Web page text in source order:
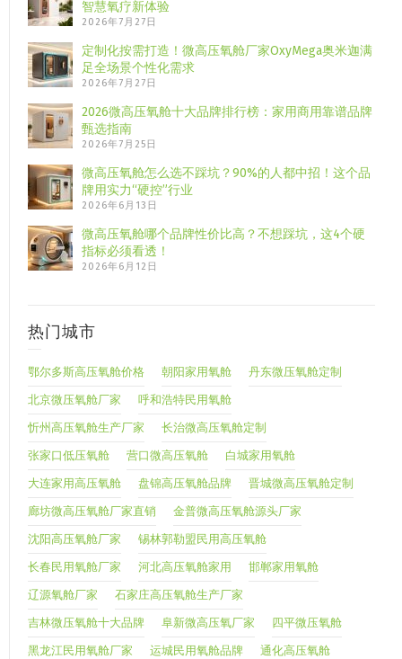
智慧氧疗新体验
2026年7月27日
定制化按需打造！微高压氧舱厂家OxyMega奥米迦满
足全场景个性化需求
2026年7月27日
2026微高压氧舱十大品牌排行榜：家用商用靠谱品牌
甄选指南
2026年7月25日
微高压氧舱怎么选不踩坑？90%的人都中招！这个品
牌用实力“硬控”行业
2026年6月13日
微高压氧舱哪个品牌性价比高？不想踩坑，这4个硬
指标必须看透！
2026年6月12日
热门城市
鄂尔多斯高压氧舱价格 朝阳家用氧舱 丹东微压氧舱定制
北京微压氧舱厂家 呼和浩特民用氧舱
忻州高压氧舱生产厂家 长治微高压氧舱定制
张家口低压氧舱 营口微高压氧舱 白城家用氧舱
大连家用高压氧舱 盘锦高压氧舱品牌 晋城微高压氧舱定制
廊坊微高压氧舱厂家直销 金普微高压氧舱源头厂家
沈阳高压氧舱厂家 锡林郭勒盟民用高压氧舱
长春民用氧舱厂家 河北高压氧舱家用 邯郸家用氧舱
辽源氧舱厂家 石家庄高压氧舱生产厂家
吉林微压氧舱十大品牌 阜新微高压氧厂家 四平微压氧舱
黑龙江民用氧舱厂家 运城民用氧舱品牌 通化高压氧舱